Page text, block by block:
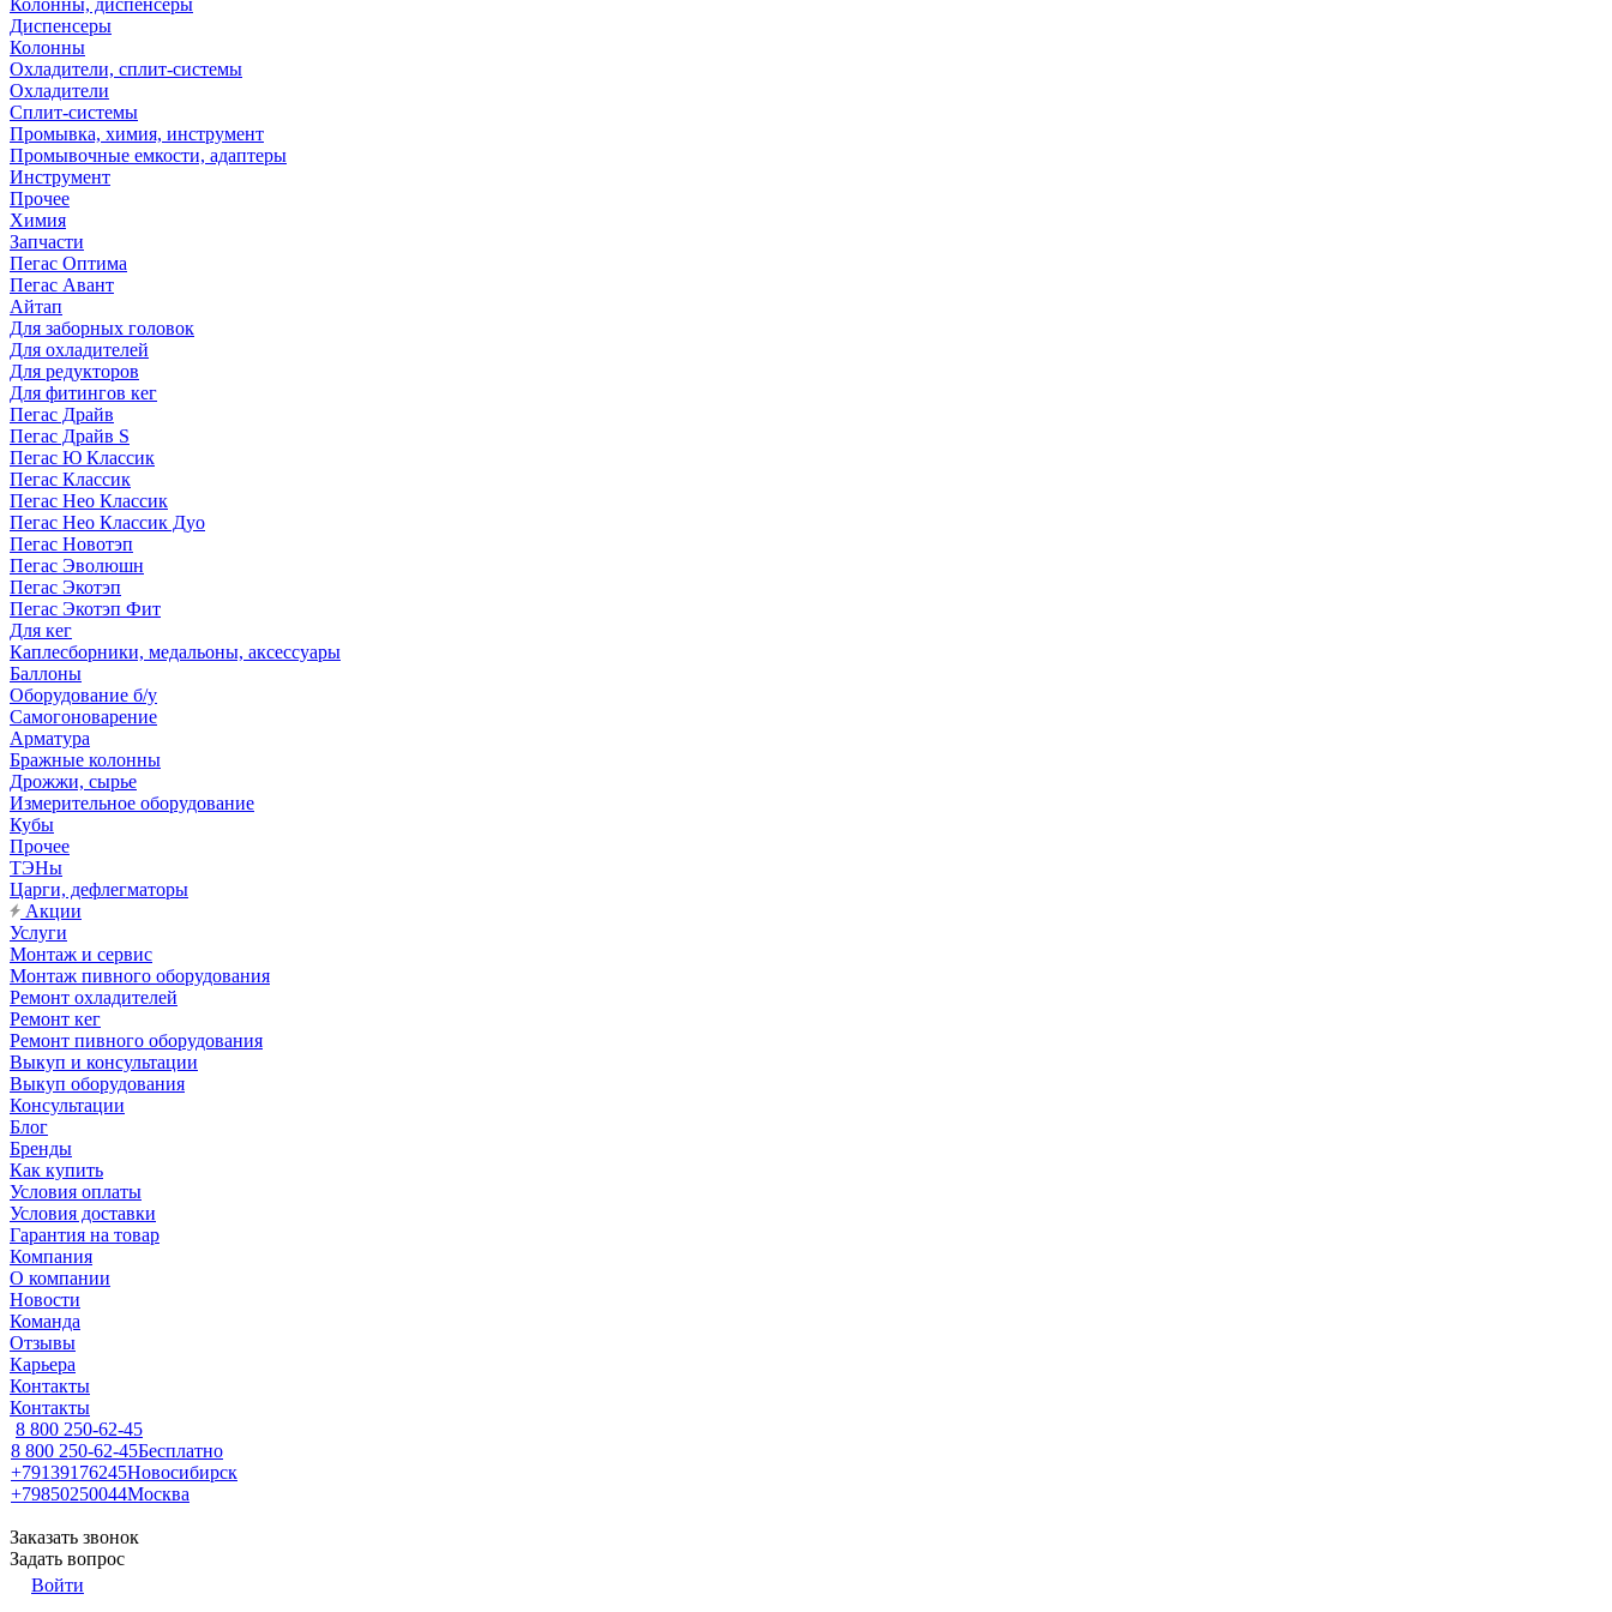
Колонны, диспенсеры
Диспенсеры
Колонны
Охладители, сплит-системы
Охладители
Сплит-системы
Промывка, химия, инструмент
Промывочные емкости, адаптеры
Инструмент
Прочее
Химия
Запчасти
Пегас Оптима
Пегас Авант
Айтап
Для заборных головок
Для охладителей
Для редукторов
Для фитингов кег
Пегас Драйв
Пегас Драйв S
Пегас Ю Классик
Пегас Классик
Пегас Нео Классик
Пегас Нео Классик Дуо
Пегас Новотэп
Пегас Эволюшн
Пегас Экотэп
Пегас Экотэп Фит
Для кег
Каплесборники, медальоны, аксессуары
Баллоны
Оборудование б/у
Самогоноварение
Арматура
Бражные колонны
Дрожжи, сырье
Измерительное оборудование
Кубы
Прочее
ТЭНы
Царги, дефлегматоры
Акции
Услуги
Монтаж и сервис
Монтаж пивного оборудования
Ремонт охладителей
Ремонт кег
Ремонт пивного оборудования
Выкуп и консультации
Выкуп оборудования
Консультации
Блог
Бренды
Как купить
Условия оплаты
Условия доставки
Гарантия на товар
Компания
О компании
Новости
Команда
Отзывы
Карьера
Контакты
Контакты
8 800 250-62-45
8 800 250-62-45Бесплатно
+79139176245Новосибирск
+79850250044Москва
Заказать звонок
Задать вопрос
Войти